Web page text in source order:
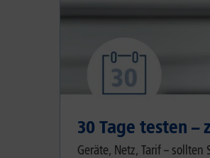
30 Tage testen –
Geräte, Netz, Tarif –